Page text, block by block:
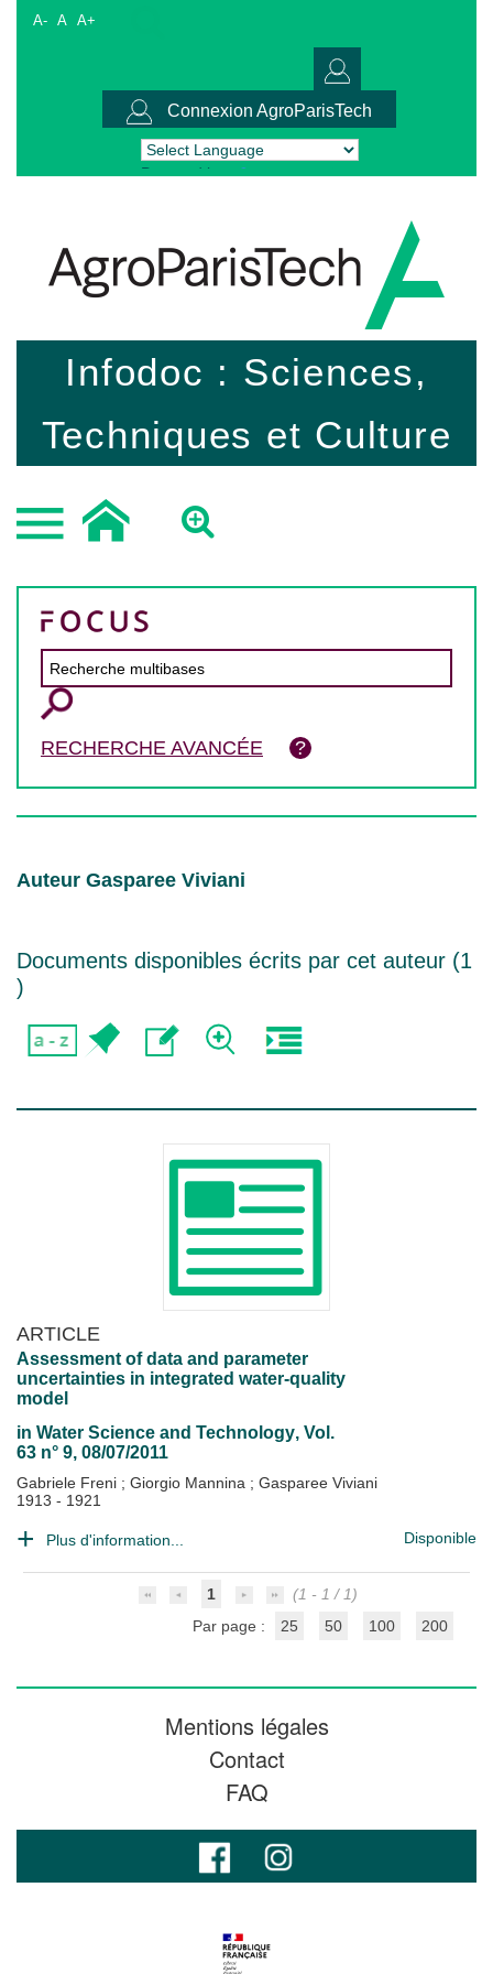
A- A A+
Connexion AgroParisTech
Powered by Translate
Infodoc : Sciences,
Techniques et Culture
RECHERCHE AVANCÉE
Auteur Gasparee Viviani
Documents disponibles écrits par cet auteur (1
)
ARTICLE
Assessment of data and parameter
uncertainties in integrated water-quality
model
in Water Science and Technology, Vol.
63 n° 9, 08/07/2011
Gabriele Freni ; Giorgio Mannina ; Gasparee Viviani
1913 - 1921
Plus d'information... Disponible
1
(1 - 1 / 1)
Par page :
25 50 100 200
Mentions légales
Contact
FAQ